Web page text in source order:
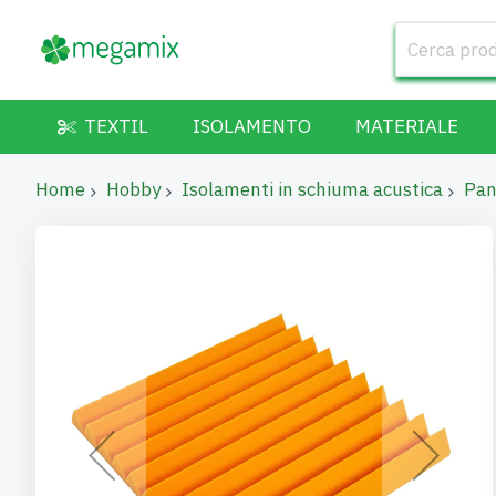
TEXTIL ISOLAMENTO MATERIALE
Home Hobby Isolamenti in schiuma acustica
immagini